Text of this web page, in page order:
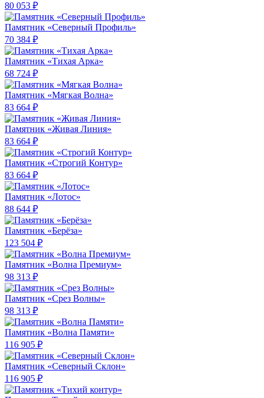
80 053 ₽
Памятник «Северный Профиль»
70 384 ₽
Памятник «Тихая Арка»
68 724 ₽
Памятник «Мягкая Волна»
83 664 ₽
Памятник «Живая Линия»
83 664 ₽
Памятник «Строгий Контур»
83 664 ₽
Памятник «Лотос»
88 644 ₽
Памятник «Берёза»
123 504 ₽
Памятник «Волна Премиум»
98 313 ₽
Памятник «Срез Волны»
98 313 ₽
Памятник «Волна Памяти»
116 905 ₽
Памятник «Северный Склон»
116 905 ₽